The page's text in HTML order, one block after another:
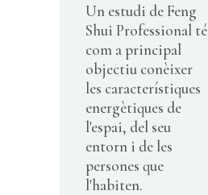
Un estudi de Feng
Shui Professional té
com a principal
objectiu conèixer
les característiques
energètiques de
l'espai, del seu
entorn i de les
persones que
l'habiten.